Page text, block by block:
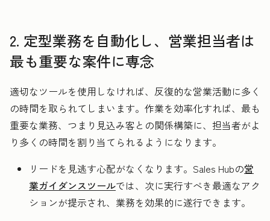
2. 定型業務を自動化し、営業担当者は
最も重要な案件に専念
適切なツールを使用しなければ、反復的な営業活動に多く
の時間を取られてしまいます。作業を効率化すれば、最も
重要な業務、つまり見込み客との関係構築に、担当者がよ
り多くの時間を割り当てられるようになります。
リードを見逃す心配がなくなります。Sales Hubの営
業ガイダンスツールでは、次に実行すべき最適なアク
ションが提示され、業務を効果的に遂行できます。